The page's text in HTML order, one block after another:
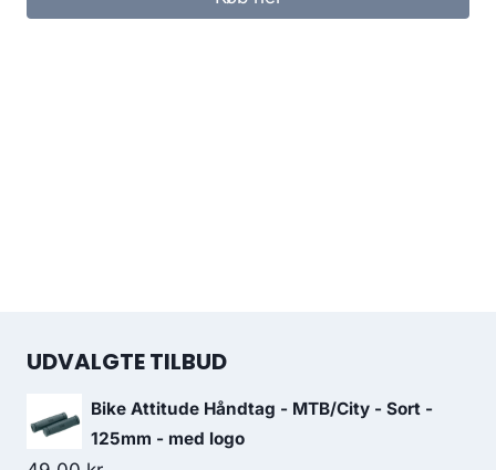
UDVALGTE TILBUD
Bike Attitude Håndtag - MTB/City - Sort -
125mm - med logo